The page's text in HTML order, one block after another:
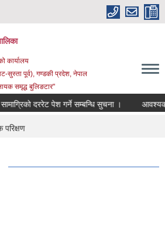
कार्यालय
सुस्ता पूर्व), गण्डकी प्रदेश, नेपाल
समृद्ध बुलिङटार"
दररेट पेश गर्ने सम्बन्धि सुचना । आवश्यक
परिक्षण